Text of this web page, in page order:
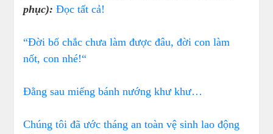
phục): Đọc tất cả!
“Đời bố chắc chưa làm được đâu, đời con làm
nốt, con nhé!“
Đằng sau miếng bánh nướng khư khư…
Chúng tôi đã ước tháng an toàn vệ sinh lao động